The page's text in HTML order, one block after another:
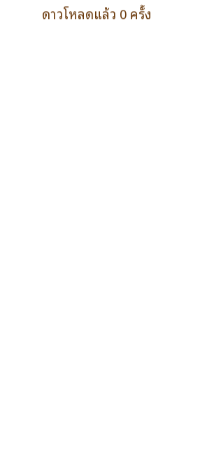
ดาวโหลดแล้ว 0 ครั้ง